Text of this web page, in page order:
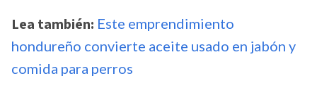
Lea también: Este emprendimiento
hondureño convierte aceite usado en jabón y
comida para perros